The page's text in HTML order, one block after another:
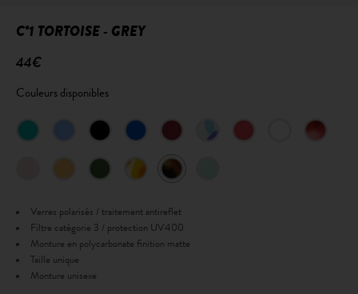
C°1 TORTOISE - GREY
44€
Couleurs disponibles
Verres polarisés / traitement antireflet
Filtre catégorie 3 / protection UV400
Monture en polycarbonate finition matte
Taille unique
Monture unisexe